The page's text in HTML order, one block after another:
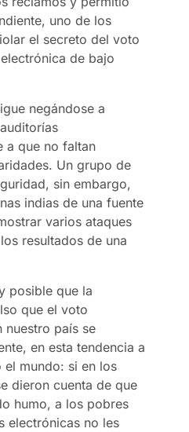
uno de los
el secreto del voto
de bajo
negándose a
a que no faltan
Un grupo de
sin embargo,
indias de una fuente
varios ataques
resultados de una
posible que la
que el voto
nuestro país se
en esta tendencia a
mundo: si en los
dieron cuenta de que
humo, a los pobres
electrónicas no les